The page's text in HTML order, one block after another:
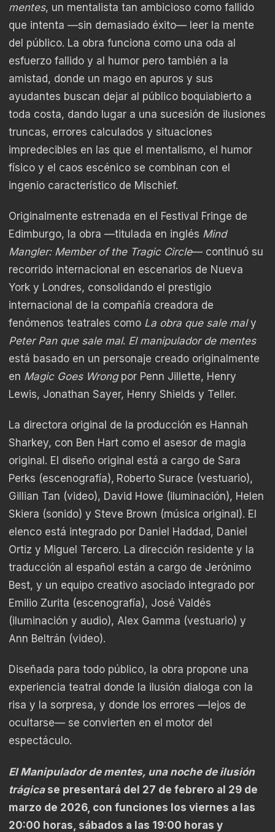
mentes, un mentalista tan ambicioso como fallido
que intenta —sin demasiado éxito— leer la mente
del público. La obra funciona como una oda al
esfuerzo fallido y al humor pero también a la
amistad, donde un mago en apuros y sus
ayudantes buscan dejar al público boquiabierto a
toda costa, dando lugar a una sucesión de ilusiones
truncas, errores calculados y situaciones
impredecibles en las que el mentalismo, el humor
físico y el caos escénico se combinan con el
ingenio característico de Mischief.
Originalmente estrenada en el Festival Fringe de
Edimburgo, la obra —titulada en inglés Mind
Mangler: Member of the Tragic Circle— continuó su
recorrido internacional en escenarios de Nueva
York y Londres, consolidando el prestigio
internacional de la compañía creadora de
fenómenos teatrales como La obra que sale maly
Peter Pan que sale mal. El manipulador de mentes
está basado en un personaje creado originalmente
en Magic Goes Wrong por Penn Jillette, Henry
Lewis, Jonathan Sayer, Henry Shields y Teller.
La directora original de la producción es Hannah
Sharkey, con Ben Hart como el asesor de magia
original. El diseño original está a cargo de Sara
Perks (escenografía), Roberto Surace (vestuario),
Gillian Tan (video), David Howe (iluminación), Helen
Skiera (sonido) y Steve Brown (música original). El
elenco está integrado por Daniel Haddad, Daniel
Ortiz y Miguel Tercero. La dirección residente y la
traducción al español están a cargo de Jerónimo
Best, y un equipo creativo asociado integrado por
Emilio Zurita (escenografía), José Valdés
(iluminación y audio), Alex Gamma (vestuario) y
Ann Beltrán (video).
Diseñada para todo público, la obra propone una
experiencia teatral donde la ilusión dialoga con la
risa y la sorpresa, y donde los errores —lejos de
ocultarse— se convierten en el motor del
espectáculo.
El Manipulador de mentes, una noche de ilusión
trágicase presentará del 27 de febrero al 29 de
marzo de 2026, con funciones los viernes a las
20:00 horas, sábados a las 19:00 horas y